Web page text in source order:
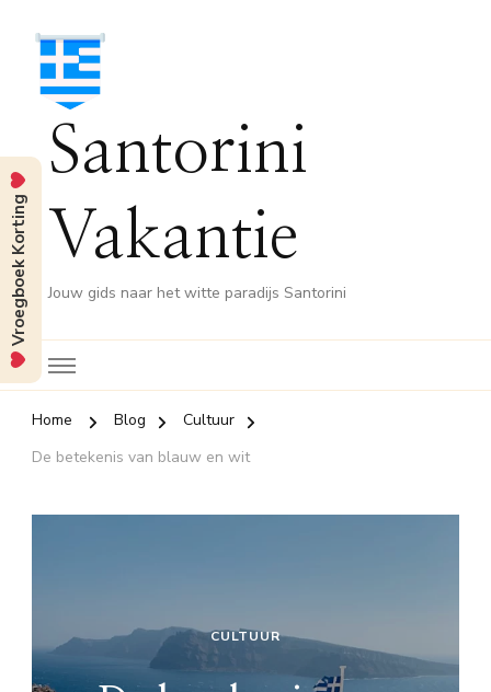
Santorini
Vakantie
Jouw gids naar het witte paradijs Santorini
Home Blog
Cultuur
De betekenis van blauw en wit
CULTUUR
Vroegboek Korting